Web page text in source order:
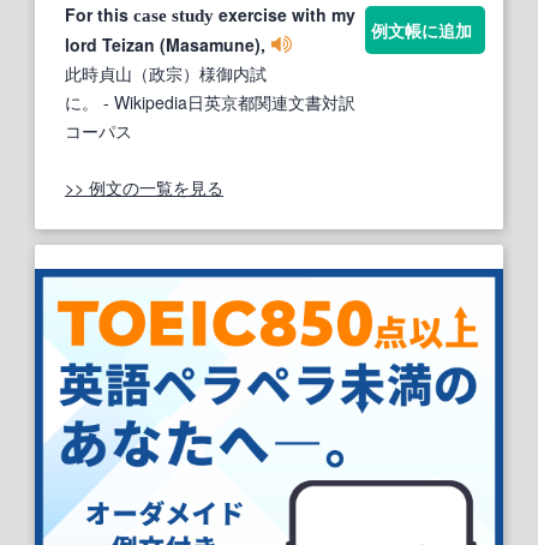
For this case study exercise with my
lord Teizan (Masamune),
此時貞山（政宗）様御内試
に。
- Wikipedia日英京都関連文書対訳
コーパス
例文帳に追加
>> 例文の一覧を見る